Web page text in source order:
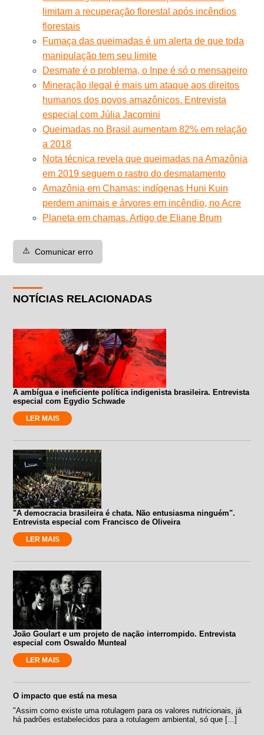
limitam a recuperação florestal após incêndios
florestais
Fumaça das queimadas é um alerta de que toda
manipulação tem seu limite
Desmate é o problema, o Inpe é só o mensageiro
Mineração ilegal é mais um ataque aos direitos
humanos dos povos amazônicos. Entrevista
especial com Júlia Jacomini
Queimadas no Brasil aumentam 82% em relação
a 2018
Nota técnica revela que queimadas na Amazônia
em 2019 seguem o rastro do desmatamento
Amazônia em Chamas: indígenas Huni Kuin
perdem animais e árvores em incêndio, no Acre
Planeta em chamas. Artigo de Eliane Brum
⚠️ Comunicar erro
NOTÍCIAS RELACIONADAS
A ambígua e ineficiente política indigenista brasileira. Entrevista
especial com Egydio Schwade
LER MAIS
"A democracia brasileira é chata. Não entusiasma ninguém".
Entrevista especial com Francisco de Oliveira
LER MAIS
João Goulart e um projeto de nação interrompido. Entrevista
especial com Oswaldo Munteal
LER MAIS
O impacto que está na mesa
"Assim como existe uma rotulagem para os valores nutricionais, já
há padrões estabelecidos para a rotulagem ambiental, só que [...]